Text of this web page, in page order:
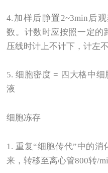
4. 加样后静置2~3min后
数。计数时应按照一定的
压线时计上不计下，计左
5.细胞密度 = 四大格中细
液
细胞冻存
1.重复“细胞传代”中的消
来，转移至离心管800转/